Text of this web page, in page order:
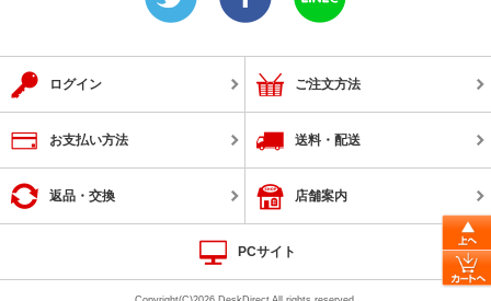
ログイン ご注文方法
お支払い方法 送料・配送
返品・交換 店舗案内
PCサイト